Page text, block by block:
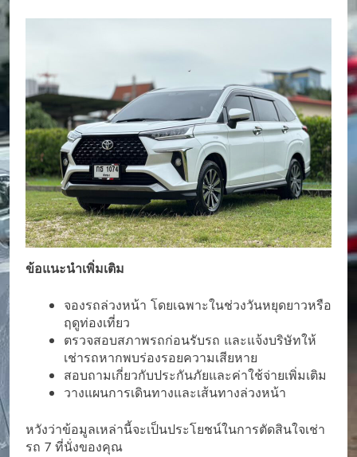
ข้อแนะนำเพิ่มเติม
จองรถล่วงหน้า โดยเฉพาะในช่วงวันหยุดยาวหรือ
ฤดูท่องเที่ยว
ตรวจสอบสภาพรถก่อนรับรถ และแจ้งบริษัทให้
เช่ารถหากพบร่องรอยความเสียหาย
สอบถามเกี่ยวกับประกันภัยและค่าใช้จ่ายเพิ่มเติม
วางแผนการเดินทางและเส้นทางล่วงหน้า
หวังว่าข้อมูลเหล่านี้จะเป็นประโยชน์ในการตัดสินใจเช่า
รถ 7 ที่นั่งของคุณ